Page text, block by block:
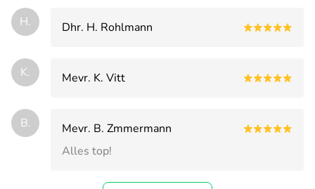
H. Dhr. H. Rohlmann
K. Mevr. K. Vitt
B.
Mevr. B. Zmmermann
Alles top!